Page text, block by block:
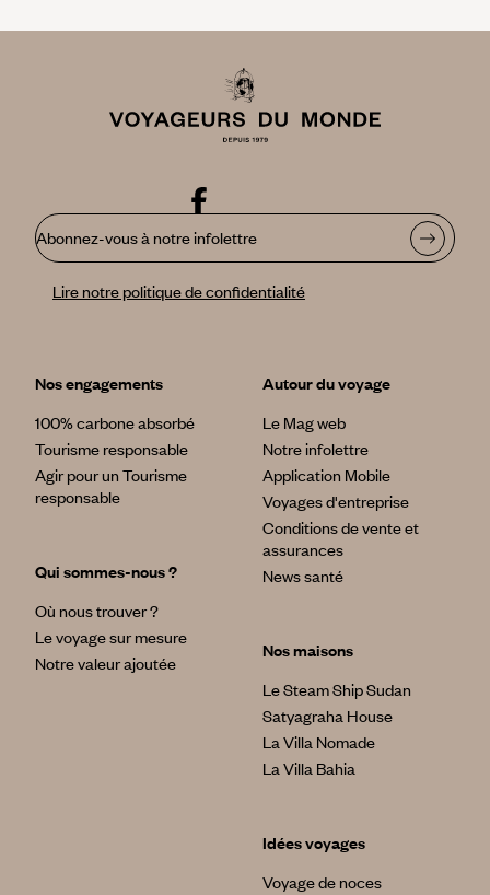
Abonnez-vous à notre infolettre
Lire notre politique de confidentialité
Nos engagements
100% carbone absorbé
Tourisme responsable
Agir pour un Tourisme
responsable
Qui sommes-nous ?
Où nous trouver ?
Le voyage sur mesure
Notre valeur ajoutée
Autour du voyage
Le Mag web
Notre infolettre
Application Mobile
Voyages d'entreprise
Conditions de vente et
assurances
News santé
Nos maisons
Le Steam Ship Sudan
Satyagraha House
La Villa Nomade
La Villa Bahia
Idées voyages
Voyage de noces